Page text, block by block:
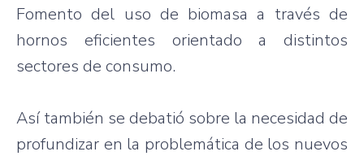
Fomento del uso de biomasa a través de
hornos eficientes orientado a distintos
sectores de consumo.
Así también se debatió sobre la necesidad de
profundizar en la problemática de los nuevos